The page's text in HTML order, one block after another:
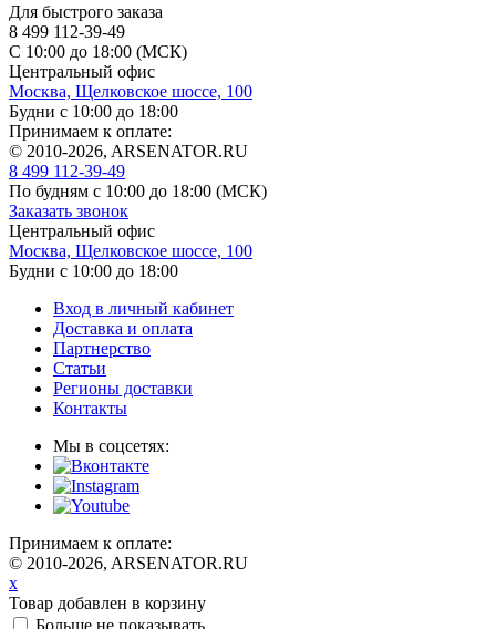
Для быстрого заказа
8 499 112-39-49
С 10:00 до 18:00 (МСК)
Центральный офис
Москва, Щелковское шоссе, 100
Будни с 10:00 до 18:00
Принимаем к оплате:
© 2010-2026, ARSENATOR.RU
8 499 112-39-49
По будням с 10:00 до 18:00 (МСК)
Заказать звонок
Центральный офис
Москва, Щелковское шоссе, 100
Будни с 10:00 до 18:00
Вход в личный кабинет
Доставка и оплата
Партнерство
Статьи
Регионы доставки
Контакты
Мы в соцсетях:
Принимаем к оплате:
© 2010-2026, ARSENATOR.RU
x
Товар добавлен в корзину
Больше не показывать